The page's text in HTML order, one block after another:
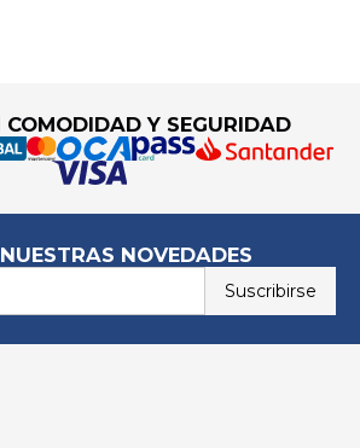
COMODIDAD Y SEGURIDAD
NOVEDADES
Suscribirse